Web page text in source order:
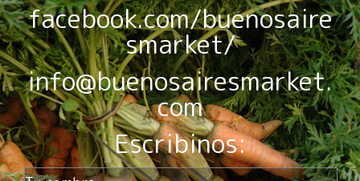
facebook.com/buenosaire
smarket/
info@buenosairesmarket.
com
Escribinos: